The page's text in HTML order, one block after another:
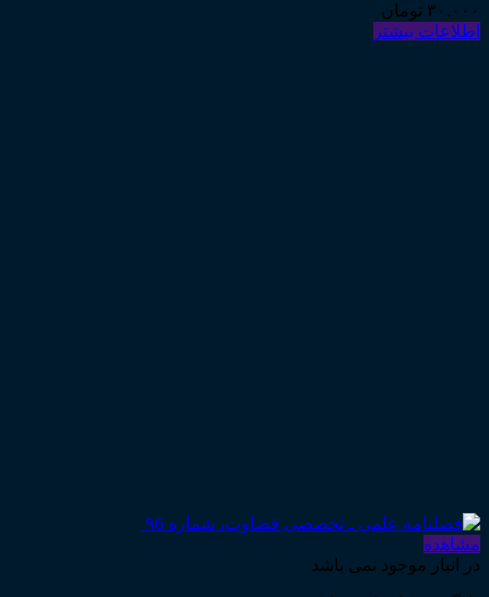
۳۰,۰۰۰ تومان
اطلاعات بیشتر
مشاهده
در انبار موجود نمی باشد